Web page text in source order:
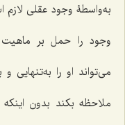
به‌واسطۀ وجود عقلی
وجود را حمل بر
می‌تواند او را به‌تنهایی
ملاحظه بکند بدون